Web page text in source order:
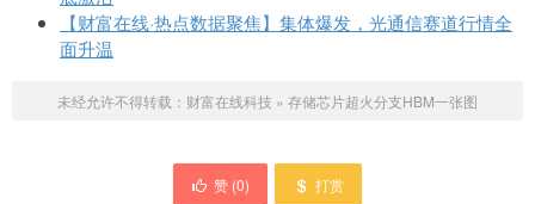
【财富在线·热点数据聚焦】集体爆发，光通信赛道行情全
面升温
未经允许不得转载： 财富在线科技 » 存储芯片超火分支HBM一张图
赞 (0) 打赏